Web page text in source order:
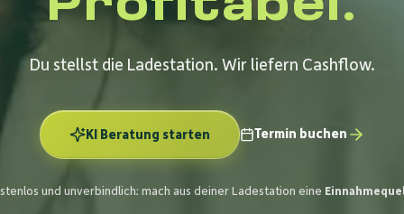
Du stellst die Ladestation. Wir liefern Cashflow.
KI Beratung starten Termin buchen
und unverbindlich: mach aus deiner Ladestation eine